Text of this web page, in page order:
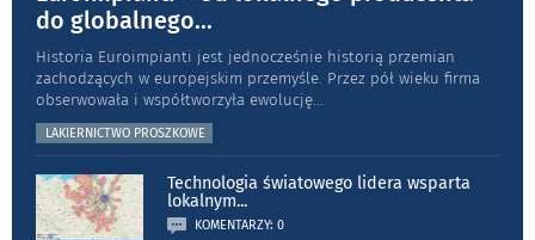
do globalnego...
Historia Euroimpianti jest jednocześnie historią przemian
zachodzących w europejskim przemyśle. Przez pół wieku firma
obserwowała i współtworzyła ewolucję...
LAKIERNICTWO PROSZKOWE
Technologia światowego lidera wsparta
lokalnym...
KOMENTARZY: 0